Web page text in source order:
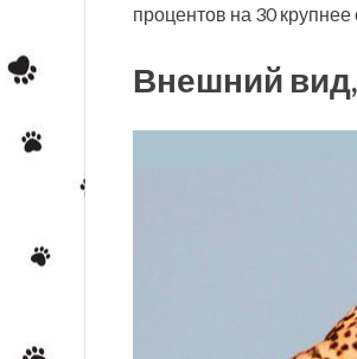
процентов на 30 крупнее
Внешний